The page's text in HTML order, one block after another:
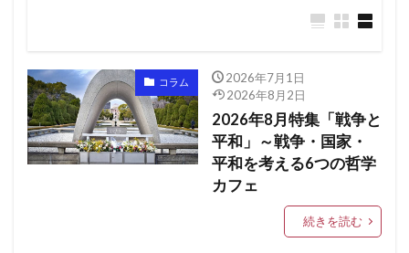
コラム
2026年7月1日
2026年8月2日
2026年8月特集「戦争と
平和」～戦争・国家・
平和を考える6つの哲学
カフェ
続きを読む